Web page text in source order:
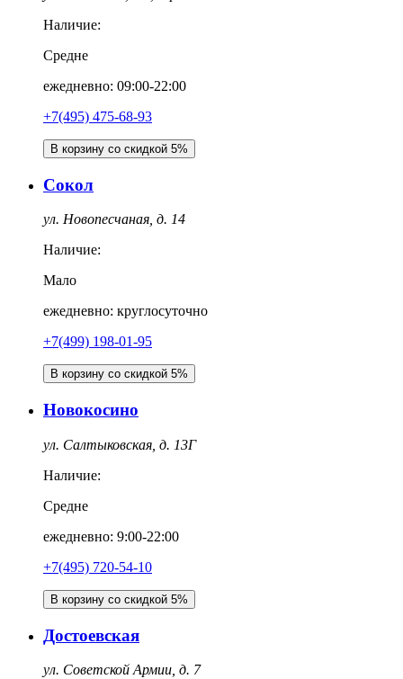
Наличие:
Средне
ежедневно: 09:00-22:00
+7(495) 475-68-93
В корзину со скидкой 5%
Сокол
ул. Новопесчаная, д. 14
Наличие:
Мало
ежедневно: круглосуточно
+7(499) 198-01-95
В корзину со скидкой 5%
Новокосино
ул. Салтыковская, д. 13Г
Наличие:
Средне
ежедневно: 9:00-22:00
+7(495) 720-54-10
В корзину со скидкой 5%
Достоевская
ул. Советской Армии, д. 7